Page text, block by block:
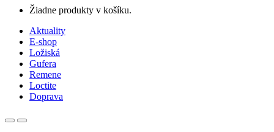
Žiadne produkty v košíku.
Aktuality
E-shop
Ložiská
Gufera
Remene
Loctite
Doprava